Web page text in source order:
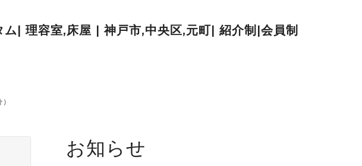
| 理容室,床屋 | 神戸市,中央区,元町| 紹介制|会員制
お知らせ